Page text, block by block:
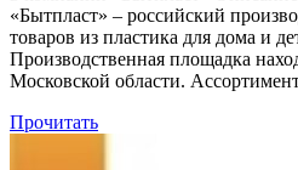
«Бытпласт» – российский
товаров из пластика для дома и
Производственная площадка
Московской области.
Прочитать